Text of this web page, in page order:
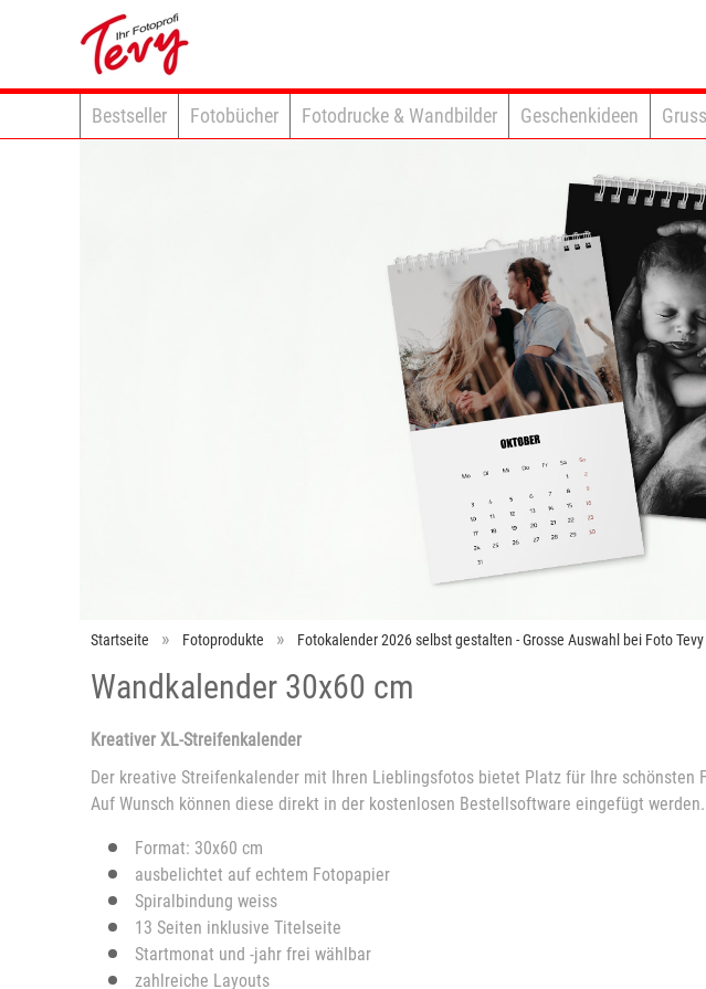
Bestseller Fotobücher Fotodrucke & Wandbilder Geschenkideen
Startseite Fotoprodukte Fotokalender 2026 selbst gestalten - Grosse Auswahl bei Foto Tevy
Wandkalender 30x60 cm
Kreativer XL-Streifenkalender
Der kreative Streifenkalender mit Ihren Lieblingsfotos bietet Platz für Ihre
Auf Wunsch können diese direkt in der kostenlosen Bestellsoftware eingefügt werden.
Format: 30x60 cm
ausbelichtet auf echtem Fotopapier
Spiralbindung weiss
13 Seiten inklusive Titelseite
Startmonat und -jahr frei wählbar
zahlreiche Layouts